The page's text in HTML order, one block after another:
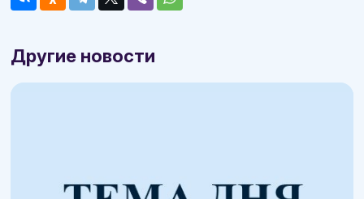
Другие новости